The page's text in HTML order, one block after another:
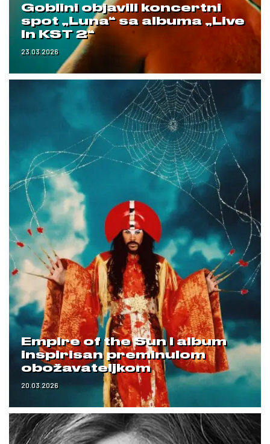
Goblini objavili koncertni
spot „Luna“ sa albuma „Live
In KST 2“
23.03.2026
Empire of the Sun i album
inspirisan preminulom
obožavateljkom
20.03.2026